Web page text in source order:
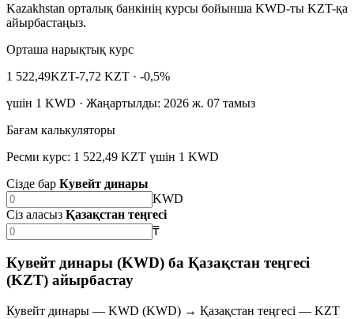
Kazakhstan орталық банкінің курсы бойынша KWD-ты KZT-қа
айырбастаңыз.
Орташа нарықтық курс
1 522,49KZT-7,72 KZT · -0,5%
үшін 1 KWD · Жаңартылды: 2026 ж. 07 тамыз
Бағам калькуляторы
Ресми курс: 1 522,49 KZT үшін 1 KWD
Сізде бар Кувейт динары
KWD
Сіз аласыз Қазақстан теңгесі
₸
Кувейт динары (KWD) ба Қазақстан теңгесі
(KZT) айырбастау
Кувейт динары — KWD (KWD) → Қазақстан теңгесі — KZT